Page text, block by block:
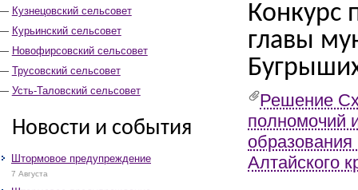
Кузнецовский сельсовет
Курьинский сельсовет
Новофирсовский сельсовет
Трусовский сельсовет
Усть-Таловский сельсовет
Новости и события
Штормовое предупреждение
7 Августа
Конкурс
главы
Решение
полномочий
образования
Алтайского